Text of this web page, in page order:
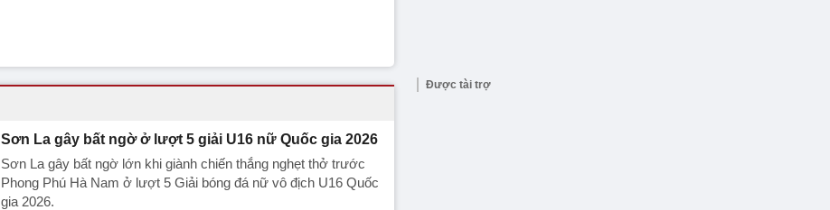
Sơn La gây bất ngờ ở lượt 5 giải U16 nữ Quốc gia 2026
Sơn La gây bất ngờ lớn khi giành chiến thắng nghẹt thở trước
Phong Phú Hà Nam ở lượt 5 Giải bóng đá nữ vô địch U16 Quốc
gia 2026.
Được tài trợ